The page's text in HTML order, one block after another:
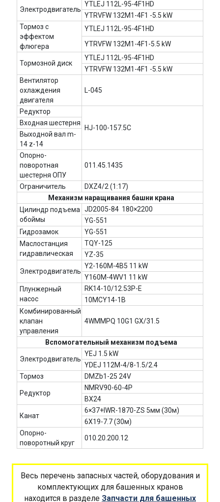
Электродвигатель
YTLEJ 112L-95-4F1HD
YTRVFW 132M1-4F1 -5.5 kW
Тормоз с
эффектом
флюгера
YTLEJ 112L-95-4F1HD
YTRVFW 132M1-4F1-5.5 kW
Тормозной диск
YTLEJ 112L-95-4F1HD
YTRVFW 132M1-4F1 -5.5 kW
Вентилятор
охлаждения
двигателя
L-045
Редуктор
HJ-100-157.5C
Входная шестерня
Выходной вал m-
14 z-14
Опорно-
поворотная
шестерня ОПУ
011.45.1435
Ограничитель
DXZ4/2 (1:17)
Механизм наращивания башни крана
Цилиндр подъема
обоймы
JD2005-84 180×2200
YG-551
Гидрозамок
YG-551
Маслостанция
гидравлическая
TQY-125
YZ-35
Электродвигатель
Y2-160M-4B5 11 kW
Y160M-4WV1 11 kW
Плунжерный
насос
RK14-10/12.53P-E
10MCY14-1B
Комбинированный
клапан
управления
4WMMPQ 10G1 GX/31.5
Вспомогательный механизм подъема
Электродвигатель
YEJ 1.5 kW
YDEJ 112M-4/8-1.5/2.4
Тормоз
DMZb1-25 24V
Редуктор
NMRV90-60-4P
BX24
Канат
6×37+IWR-1870-ZS 5мм (30м)
6X19-7.7 (30м)
Опорно-
поворотный круг
010.20.200.12
Весь перечень запасных частей, оборудования и
комплектующих для башенных кранов
находится в разделе Запчасти для башенных